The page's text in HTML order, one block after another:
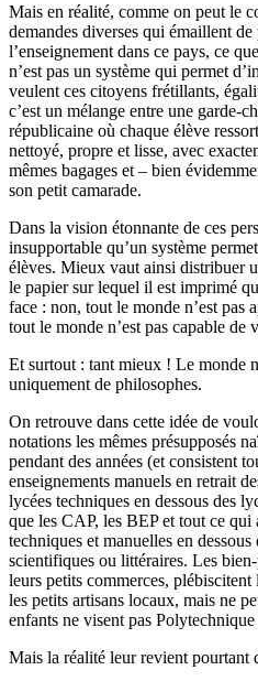
Mais en réalité, comme on peut le
demandes diverses qui émaillent
l’enseignement dans ce pays, ce
n’est pas un système qui permet
veulent ces citoyens frétillants,
c’est un mélange entre une garde-
républicaine où chaque élève
nettoyé, propre et lisse, avec
mêmes bagages et – bien
son petit camarade.
Dans la vision étonnante de ces
insupportable qu’un système
élèves. Mieux vaut ainsi distribuer
le papier sur lequel il est imprimé
face : non, tout le monde n’est pas
tout le monde n’est pas capable de
Et surtout : tant mieux ! Le monde
uniquement de philosophes.
On retrouve dans cette idée de
notations les mêmes présupposés
pendant des années (et consistent
enseignements manuels en retrait
lycées techniques en dessous des
que les CAP, les BEP et tout ce
techniques et manuelles en
scientifiques ou littéraires. Les
leurs petits commerces, plébiscitent
les petits artisans locaux, mais ne
enfants ne visent pas
Mais la réalité leur revient pourtant